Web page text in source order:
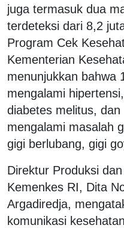
juga termasuk dua
terdeteksi dari 8,2
Program Cek
Kementerian
menunjukkan bahwa
mengalami
diabetes melitus,
mengalami masalah
gigi berlubang, gigi
Direktur Produksi
Kemenkes RI, Dita
Argadiredja,
komunikasi